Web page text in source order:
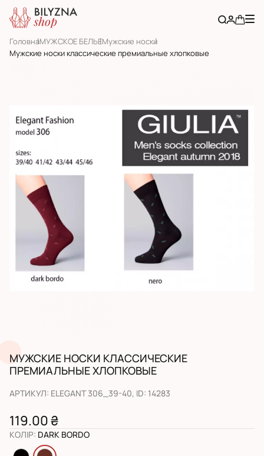
ГоловнаМУЖСКОЕ БЕЛЬЕМужские носки
Мужские носки классические премиальные хлопковые
МУЖСКИЕ НОСКИ КЛАССИЧЕСКИЕ
ПРЕМИАЛЬНЫЕ ХЛОПКОВЫЕ
АРТИКУЛ: ELEGANT 306_39-40, ID: 14283
119.00 ₴
КОЛІР: DARK BORDO